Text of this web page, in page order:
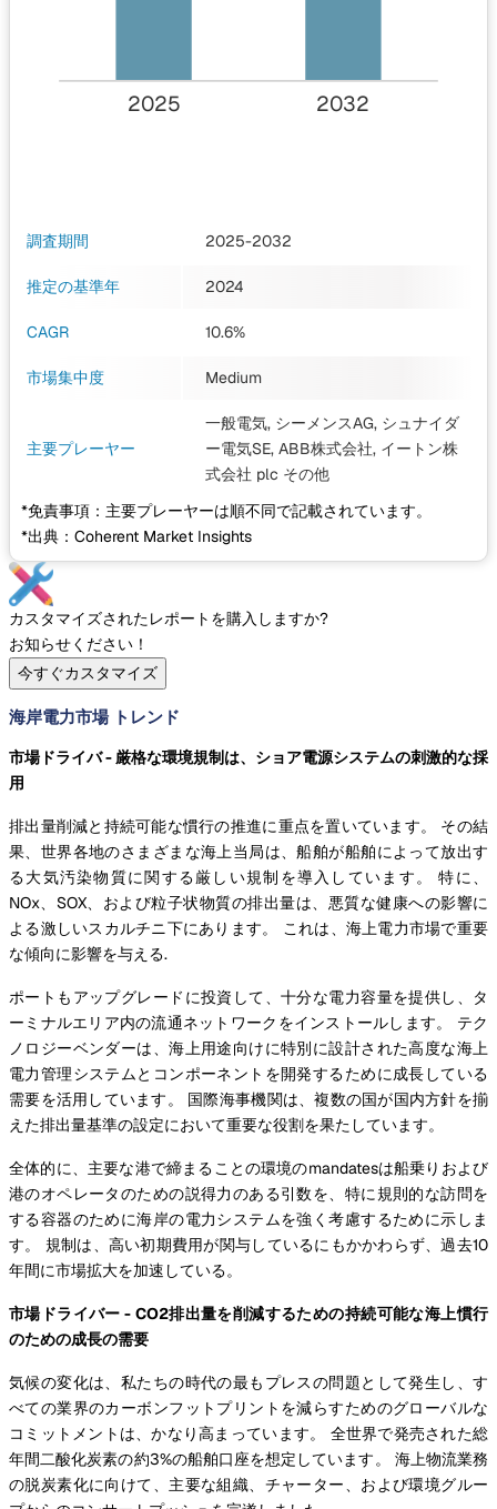
2025 2032
調査期間 2025-2032
推定の基準年 2024
CAGR 10.6%
市場集中度 Medium
主要プレーヤー
一般電気, シーメンスAG, シュナイダ
ー電気SE, ABB株式会社, イートン株
式会社 plc その他
*免責事項：主要プレーヤーは順不同で記載されています。
*出典：Coherent Market Insights
カスタマイズされたレポートを購入しますか?
お知らせください！
今すぐカスタマイズ
海岸電力市場 トレンド
市場ドライバ - 厳格な環境規制は、ショア電源システムの刺激的な採
用
排出量削減と持続可能な慣行の推進に重点を置いています。 その結
果、世界各地のさまざまな海上当局は、船舶が船舶によって放出す
る大気汚染物質に関する厳しい規制を導入しています。 特に、
NOx、SOX、および粒子状物質の排出量は、悪質な健康への影響に
よる激しいスカルチニ下にあります。 これは、海上電力市場で重要
な傾向に影響を与える.
ポートもアップグレードに投資して、十分な電力容量を提供し、タ
ーミナルエリア内の流通ネットワークをインストールします。 テク
ノロジーベンダーは、海上用途向けに特別に設計された高度な海上
電力管理システムとコンポーネントを開発するために成長している
需要を活用しています。 国際海事機関は、複数の国が国内方針を揃
えた排出量基準の設定において重要な役割を果たしています。
全体的に、主要な港で締まることの環境のmandatesは船乗りおよび
港のオペレータのための説得力のある引数を、特に規則的な訪問を
する容器のために海岸の電力システムを強く考慮するために示しま
す。 規制は、高い初期費用が関与しているにもかかわらず、過去10
年間に市場拡大を加速している。
市場ドライバー - CO2排出量を削減するための持続可能な海上慣行
のための成長の需要
気候の変化は、私たちの時代の最もプレスの問題として発生し、す
べての業界のカーボンフットプリントを減らすためのグローバルな
コミットメントは、かなり高まっています。 全世界で発売された総
年間二酸化炭素の約3%の船舶口座を想定しています。 海上物流業務
の脱炭素化に向けて、主要な組織、チャーター、および環境グルー